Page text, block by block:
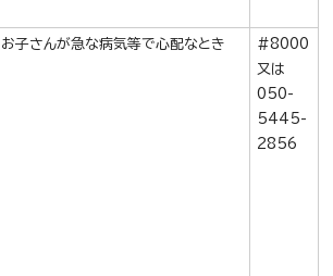
お子さんが急な病気等で心配なとき
#8000
又は
050-
5445-
2856